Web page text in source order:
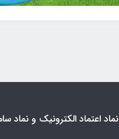
نماد اعتماد الکترونیک و نماد